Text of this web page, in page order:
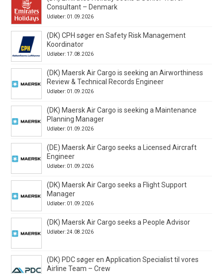
Consultant – Denmark
Udløber: 01.09.2026
(DK) CPH søger en Safety Risk Management
Koordinator
Udløber: 17.08.2026
(DK) Maersk Air Cargo is seeking an Airworthiness
Review & Technical Records Engineer
Udløber: 01.09.2026
(DK) Maersk Air Cargo is seeking a Maintenance
Planning Manager
Udløber: 01.09.2026
(DE) Maersk Air Cargo seeks a Licensed Aircraft
Engineer
Udløber: 01.09.2026
(DK) Maersk Air Cargo seeks a Flight Support
Manager
Udløber: 01.09.2026
(DK) Maersk Air Cargo seeks a People Advisor
Udløber: 24.08.2026
(DK) PDC søger en Application Specialist til vores
Airline Team – Crew